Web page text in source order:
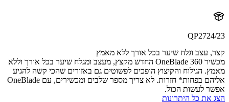
עצב וגלח שיער בכל אורך ללא מאמץ
מכשיר OneBlade 360 החדש מקצץ, מעצב ומגלח שיער בכל אורך וללא
הגילוח והקיצוץ הופכים לפשוטים גם באזורים שהכי קשה להגיע
אליהם בפחות* חזרות. לא צריך מספר שלבים ומכשירים, עם OneBlade
לעשות הכול.
כל היתרונות